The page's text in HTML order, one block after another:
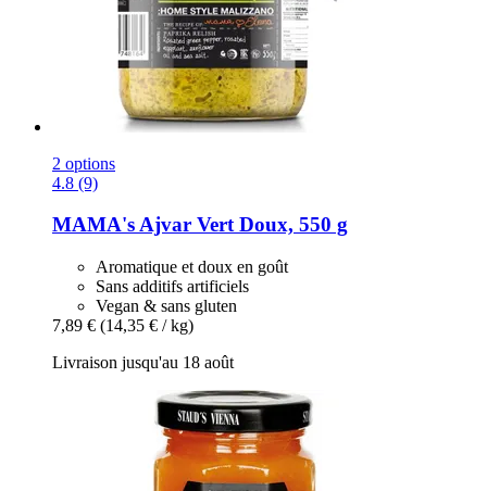
2 options
4.8 (9)
MAMA'sAjvar Vert Doux, 550 g
Aromatique et doux en goût
Sans additifs artificiels
Vegan & sans gluten
7,89 € (14,35 € / kg)
Livraison jusqu'au 18 août